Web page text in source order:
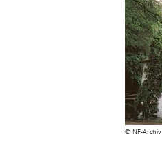
© NF-Archiv